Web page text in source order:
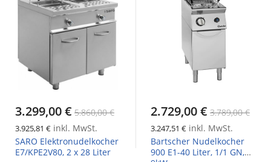
3.299,00 € 5.860,00 €
3.925,81 € inkl. MwSt.
SARO Elektronudelkocher
E7/KPE2V80, 2 x 28 Liter
2.729,00 € 3.789,00 €
3.247,51 € inkl. MwSt.
Bartscher Nudelkocher
900 E1-40 Liter, 1/1 GN,